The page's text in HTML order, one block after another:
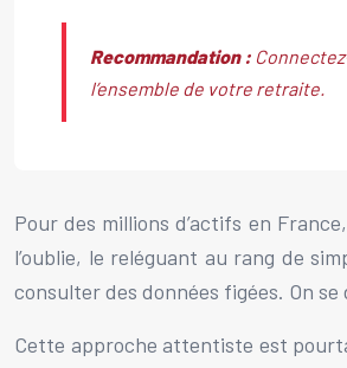
Recommandation :
l’ensemble de votre retraite.
Pour des millions d’actifs en
l’oublie, le reléguant au rang de
consulter des données figées. On
Cette approche attentiste est